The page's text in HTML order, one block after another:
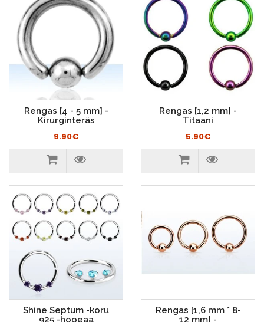
Rengas [4 - 5 mm] -
Kirurginteräs
9.90€
Rengas [1,2 mm] -
Titaani
5.90€
Shine Septum -koru
925 -hopeaa
Rengas [1,6 mm * 8-
12 mm] -